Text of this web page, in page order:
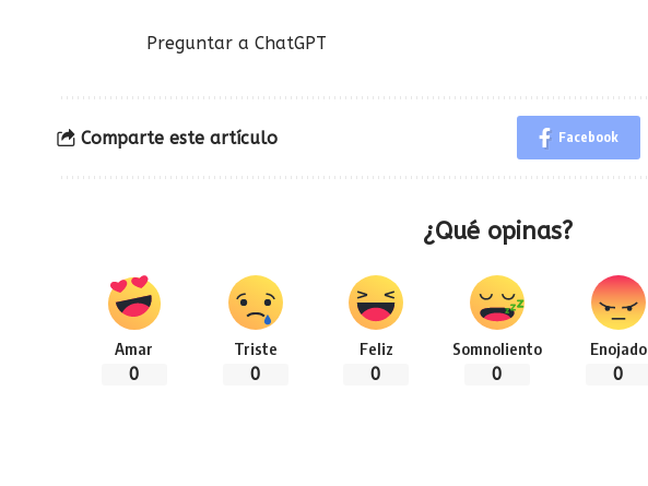
Preguntar a ChatGPT
Comparte este artículo Facebook
¿Qué opinas?
Amar
0
Triste
0
Feliz
0
Somnoliento
0
Enojado
0